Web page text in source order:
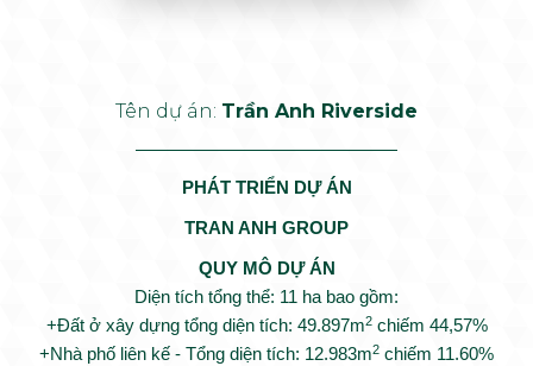
Tên dự án: Trần Anh Riverside
PHÁT TRIỂN DỰ ÁN
TRAN ANH GROUP
QUY MÔ DỰ ÁN
Diện tích tổng thể: 11 ha bao gồm:
+Đất ở xây dựng tổng diện tích: 49.897m2chiếm 44,57%
+Nhà phố liên kế - Tổng diện tích: 12.983m2 chiếm 11.60%